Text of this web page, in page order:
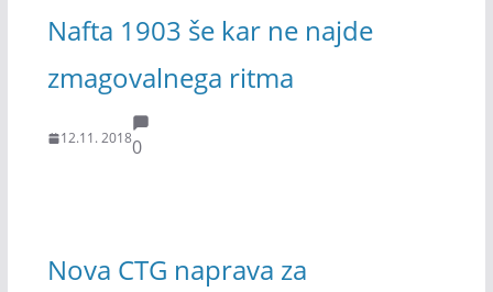
Nafta 1903 še kar ne najde
zmagovalnega ritma
12.11. 20180
Nova CTG naprava za